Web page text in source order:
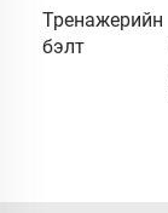
Тренажерийн
бэлт